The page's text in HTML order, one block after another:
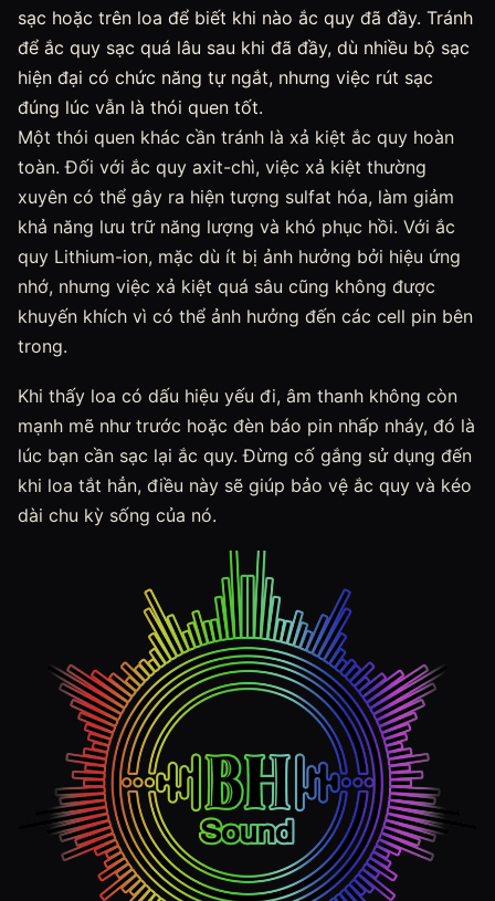
sạc hoặc trên loa để biết khi nào ắc quy đã đầy. Tránh
để ắc quy sạc quá lâu sau khi đã đầy, dù nhiều bộ sạc
hiện đại có chức năng tự ngắt, nhưng việc rút sạc
đúng lúc vẫn là thói quen tốt.
Một thói quen khác cần tránh là xả kiệt ắc quy hoàn
toàn. Đối với ắc quy axit-chì, việc xả kiệt thường
xuyên có thể gây ra hiện tượng sulfat hóa, làm giảm
khả năng lưu trữ năng lượng và khó phục hồi. Với ắc
quy Lithium-ion, mặc dù ít bị ảnh hưởng bởi hiệu ứng
nhớ, nhưng việc xả kiệt quá sâu cũng không được
khuyến khích vì có thể ảnh hưởng đến các cell pin bên
trong.
Khi thấy loa có dấu hiệu yếu đi, âm thanh không còn
mạnh mẽ như trước hoặc đèn báo pin nhấp nháy, đó là
lúc bạn cần sạc lại ắc quy. Đừng cố gắng sử dụng đến
khi loa tắt hẳn, điều này sẽ giúp bảo vệ ắc quy và kéo
dài chu kỳ sống của nó.